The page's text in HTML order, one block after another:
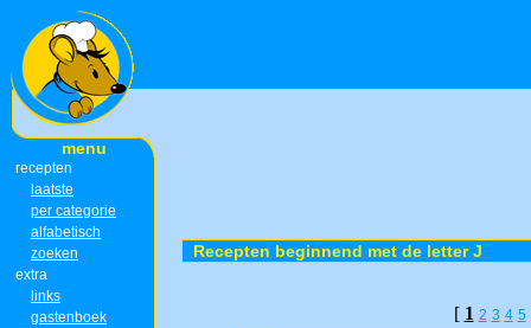
menu
recepten
laatste
per categorie
alfabetisch
zoeken
extra
links
gastenboek
Recepten beginnend met de letter J
[ 1 2 3 4 5